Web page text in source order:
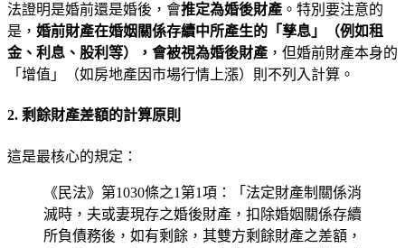
法證明是婚前還是婚後，會推定為婚後財產 。特別要注意的
是， 婚前財產在婚姻關係存續中所產生的「孳息」（例如租
金、利息、股利等），會被視為婚後財產 ，但婚前財產本身的
「增值」（如房地產因市場行情上漲）則不列入計算。
2. 剩餘財產差額的計算原則
這是最核心的規定：
《民法》第1030條之1第1項：「法定財產制關係消
滅時，夫或妻現存之婚後財產，扣除婚姻關係存續
所負債務後，如有剩餘，其雙方剩餘財產之差額，